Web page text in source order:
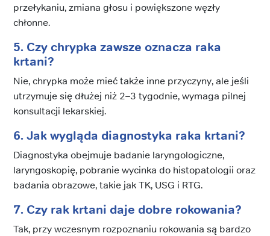
przełykaniu, zmiana głosu i powiększone węzły
chłonne.
5. Czy chrypka zawsze oznacza raka
krtani?
Nie, chrypka może mieć także inne przyczyny, ale jeśli
utrzymuje się dłużej niż 2–3 tygodnie, wymaga pilnej
konsultacji lekarskiej.
6. Jak wygląda diagnostyka raka krtani?
Diagnostyka obejmuje badanie laryngologiczne,
laryngoskopię, pobranie wycinka do histopatologii oraz
badania obrazowe, takie jak TK, USG i RTG.
7. Czy rak krtani daje dobre rokowania?
Tak, przy wczesnym rozpoznaniu rokowania są bardzo